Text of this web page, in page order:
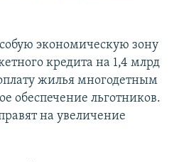
экономическую зону
кредита на 1,4 млрд
жилья многодетным
обеспечение льготников.
на увеличение